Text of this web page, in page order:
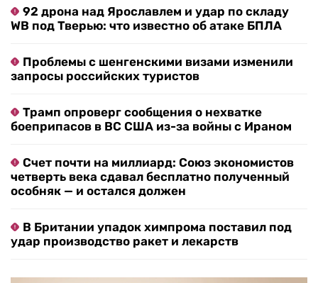
92 дрона над Ярославлем и удар по складу
WB под Тверью: что известно об атаке БПЛА
Проблемы с шенгенскими визами изменили
запросы российских туристов
Трамп опроверг сообщения о нехватке
боеприпасов в ВС США из-за войны с Ираном
Счет почти на миллиард: Союз экономистов
четверть века сдавал бесплатно полученный
особняк — и остался должен
В Британии упадок химпрома поставил под
удар производство ракет и лекарств